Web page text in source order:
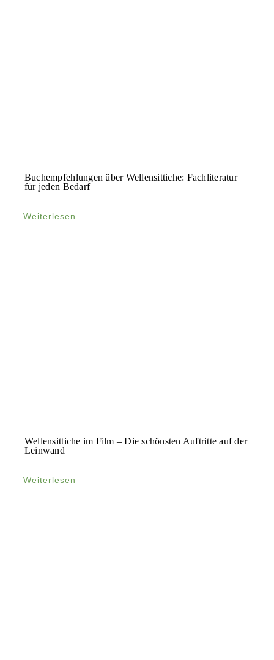
Buchempfehlungen über Wellensittiche: Fachliteratur
für jeden Bedarf
Weiterlesen
Wellensittiche im Film – Die schönsten Auftritte auf der
Leinwand
Weiterlesen